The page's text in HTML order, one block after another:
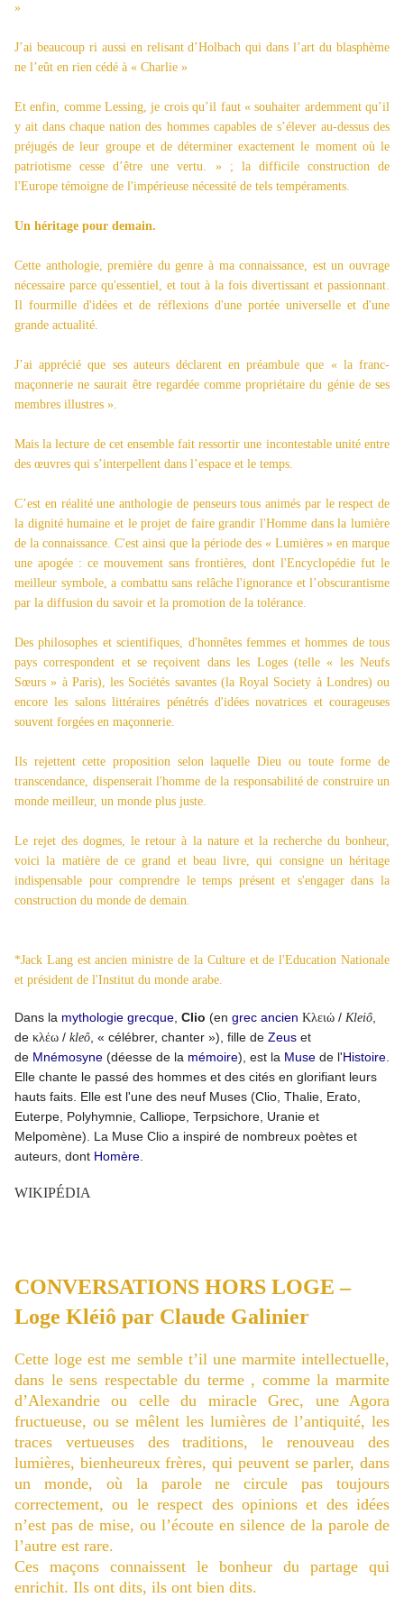
»
J’ai beaucoup ri aussi en relisant d’Holbach qui dans l’art du blasphème
ne l’eût en rien cédé à « Charlie »
Et enfin, comme Lessing, je crois qu’il faut « souhaiter ardemment qu’il
y ait dans chaque nation des hommes capables de s’élever au-dessus des
préjugés de leur groupe et de déterminer exactement le moment où le
patriotisme cesse d’être une vertu. » ; la difficile construction de
l'Europe témoigne de l'impérieuse nécessité de tels tempéraments.
Un héritage pour demain.
Cette anthologie, première du genre à ma connaissance, est un ouvrage
nécessaire parce qu'essentiel, et tout à la fois divertissant et passionnant.
Il fourmille d'idées et de réflexions d'une portée universelle et d'une
grande actualité.
J’ai apprécié que ses auteurs déclarent en préambule que « la franc-
maçonnerie ne saurait être regardée comme propriétaire du génie de ses
membres illustres ».
Mais la lecture de cet ensemble fait ressortir une incontestable unité entre
des œuvres qui s’interpellent dans l’espace et le temps.
C’est en réalité une anthologie de penseurs tous animés par le respect de
la dignité humaine et le projet de faire grandir l'Homme dans la lumière
de la connaissance. C'est ainsi que la période des « Lumières » en marque
une apogée : ce mouvement sans frontières, dont l'Encyclopédie fut le
meilleur symbole, a combattu sans relâche l'ignorance et l’obscurantisme
par la diffusion du savoir et la promotion de la tolérance.
Des philosophes et scientifiques, d'honnêtes femmes et hommes de tous
pays correspondent et se reçoivent dans les Loges (telle « les Neufs
Sœurs » à Paris), les Sociétés savantes (la Royal Society à Londres) ou
encore les salons littéraires pénétrés d'idées novatrices et courageuses
souvent forgées en maçonnerie.
Ils rejettent cette proposition selon laquelle Dieu ou toute forme de
transcendance, dispenserait l'homme de la responsabilité de construire un
monde meilleur, un monde plus juste.
Le rejet des dogmes, le retour à la nature et la recherche du bonheur,
voici la matière de ce grand et beau livre, qui consigne un héritage
indispensable pour comprendre le temps présent et s'engager dans la
construction du monde de demain.
*Jack Lang est ancien ministre de la Culture et de l'Education Nationale
et président de l'Institut du monde arabe.
Dans la mythologie grecque Clio (en grec ancien Κλειώ / Kleiố
de κλέω / kleô , « célébrer, chanter »), fille de Zeus et
de Mnémosyne (déesse de la mémoire), est la Muse de l'Histoire
Elle chante le passé des hommes et des cités en glorifiant leurs
hauts faits. Elle est l'une des neuf Muses (Clio, Thalie, Erato,
Euterpe, Polyhymnie, Calliope, Terpsichore, Uranie et
Melpomène). La Muse Clio a inspiré de nombreux poètes et
auteurs, dont Homère
WIKIPÉDIA
CONVERSATIONS HORS LOGE –
Loge Kléiô par Claude Galinier
Cette loge est me semble t’il une marmite intellectuelle,
dans le sens respectable du terme , comme la marmite
d’Alexandrie ou celle du miracle Grec, une Agora
fructueuse, ou se mêlent les lumières de l’antiquité, les
traces vertueuses des traditions, le renouveau des
lumières, bienheureux frères, qui peuvent se parler, dans
un monde, où la parole ne circule pas toujours
correctement, ou le respect des opinions et des idées
n’est pas de mise, ou l’écoute en silence de la parole de
l’autre est rare.
Ces maçons connaissent le bonheur du partage qui
enrichit. Ils ont dits, ils ont bien dits.